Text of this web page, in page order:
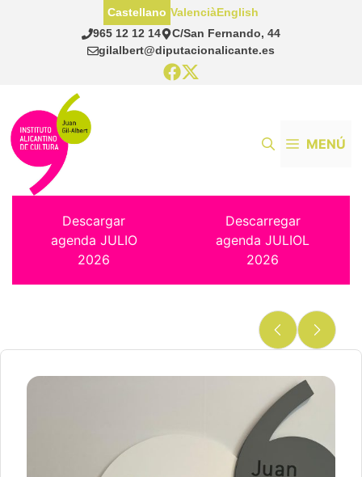
965 12 12 14
C/San Fernando, 44
gilalbert@diputacionalicante.es
Castellano ValenciàEnglish
MENÚ
Descargar
agenda JULIO
2026
Descarregar
agenda JULIOL
2026